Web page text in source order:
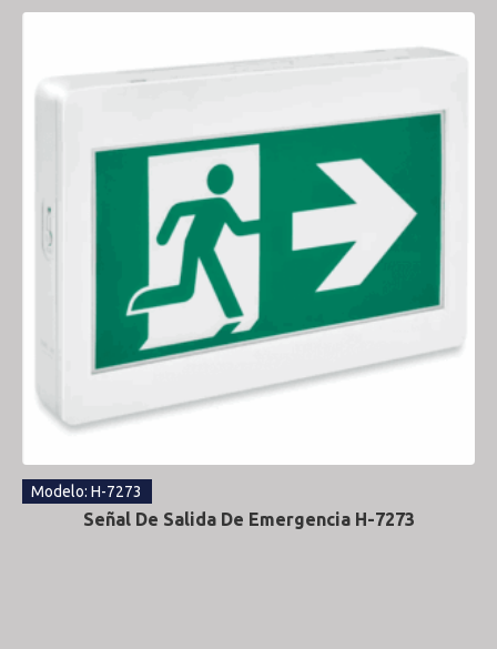
Modelo: H-7273
Señal De Salida De Emergencia H-7273